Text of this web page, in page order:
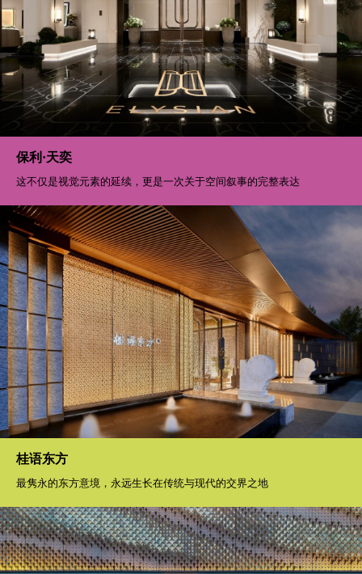
保利·天奕
这不仅是视觉元素的延续，更是一次关于空间叙事的完整表达
桂语东方
最隽永的东方意境，永远生长在传统与现代的交界之地